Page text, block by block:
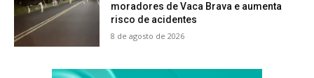
moradores de Vaca Brava e aumenta
risco de acidentes
8 de agosto de 2026